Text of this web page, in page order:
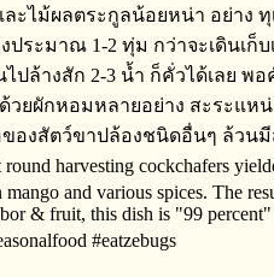
ะไม้ผลตระกูลน้อยหน่า​ อย่าง​
ระมาณ​ 1-2 ทุ่ม​ กว่าจะเดินเ
ล้างสัก​ 2-3 น้ำ​ ก็คั่วได้เลย​ พ
วยผักหอมหลายอย่าง​ ​สะระแ
องสัตว์ขาปล้องชนิดอื่นๆ​ ล้ว
harvesting cockchafers
and various spices. The
& fruit, this dish is "99
#eatzebugs